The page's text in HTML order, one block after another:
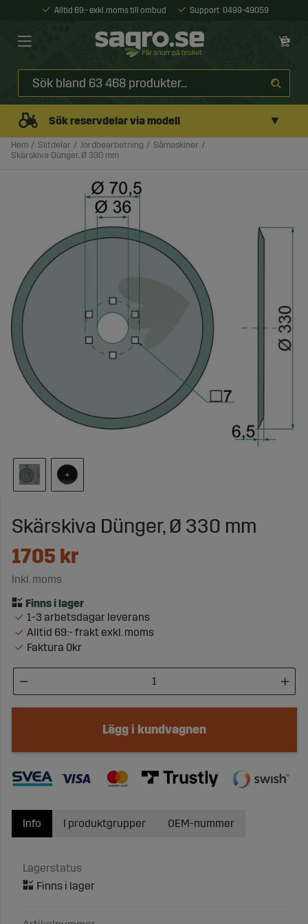
Alltid 69:- exkl. moms till ombud Support 0499-49059
Sök reservdelar via modell ▼
Hem Slitdelar Jordbearbetning
Såmaskiner
Skärskiva Dünger, Ø 330 mm
Skärskiva Dünger, Ø 330 mm
1705 kr
Inkl. moms
1-3 arbetsdagar leverans
Alltid 69:- frakt exkl. moms
Faktura 0kr
Lägg i kundvagnen
Info
Lagerstatus
I produktgrupper OEM-nummer